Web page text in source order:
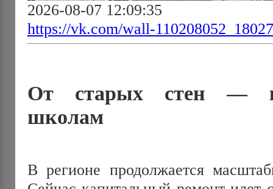
2026-08-07 12:09:35
https://vk.com/wall-110208052_18027
От старых стен — к
школам
В регионе продолжается